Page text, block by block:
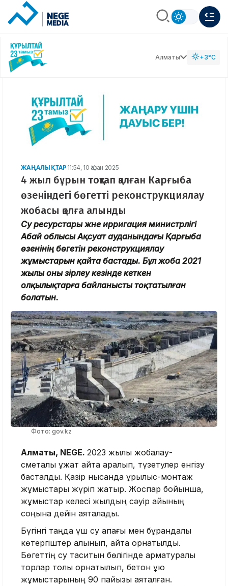
Алматы +3°C
ЖАҢАЛЫҚТАР 11:54, 10 Қазан 2025
4 жыл бұрын тоқтап қалған Карғыба
өзеніндегі бөгетті реконструкциялау
жобасы қолға алынды
Су ресурстары және ирригация министрлігі
Абай облысы Ақсуат ауданындағы Қарғыба
өзенінің бөгетін реконструкциялау
жұмыстарын қайта бастады. Бұл жоба 2021
жылы оны әзірлеу кезінде кеткен
олқылықтарға байланысты тоқтатылған
болатын.
Фото: gov.kz
Алматы, NEGE. 2023 жылы жобалау-
сметалық құжат қайта қаралып, түзетулер енгізу
басталды. Қазір нысанда құрылыс-монтаж
жұмыстары жүріп жатыр. Жоспар бойынша,
жұмыстар келесі жылдың сәуір айының
соңына дейін аяқталады.
Бүгінгі таңда үш су қақпағы мен бұрандалы
көтергіштер алынып, қайта орнатылды.
Бөгеттің су таситын бөлігінде арматуралық
торлар толық орнатылып, бетон құю
жұмыстарының 90 пайызы аяқталған.